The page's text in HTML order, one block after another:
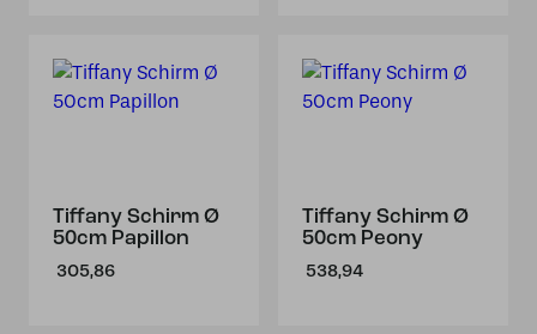
Tiffany Schirm Ø
50cm Papillon
305,86
Tiffany Schirm Ø
50cm Peony
538,94